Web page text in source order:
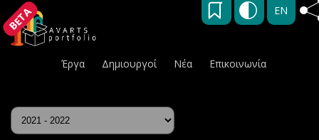
BETA EN
Έργα Δημιουργοί Νέα Επικοινωνία